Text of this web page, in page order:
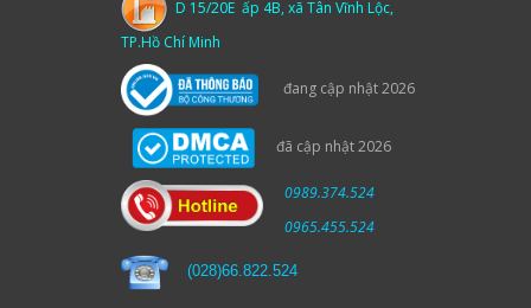
D 15/20E ấp 4B, xã Tân Vĩnh Lộc,
TP.Hồ Chí Minh
đang cập nhật 2026
đã cập nhật 2026
0989.374.524
0965.455.524
(028)66.822.524